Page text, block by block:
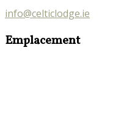
info@celticlodge.ie
Emplacement